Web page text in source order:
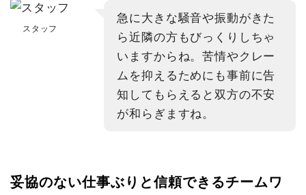
スタッフ
急に大きな騒音や振動がきた
ら近隣の方もびっくりしちゃ
いますからね。苦情やクレー
ムを抑えるためにも事前に告
知してもらえると双方の不安
が和らぎますね。
妥協のない仕事ぶりと信頼できるチームワ